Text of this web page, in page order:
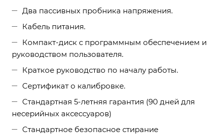
Два пассивных пробника напряжения.
Кабель питания.
Компакт-диск с программным обеспечением и
руководством пользователя.
Краткое руководство по началу работы.
Сертификат о калибровке.
Стандартная 5-летняя гарантия (90 дней для
несерийных аксессуаров)
Стандартное безопасное стирание